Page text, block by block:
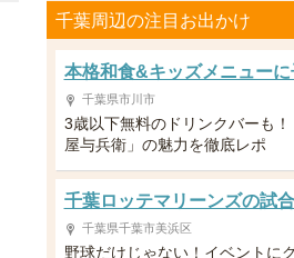
千葉周辺の注目お出かけ
本格和食&キッズメニューに
千葉県市川市
3歳以下無料のドリンクバーも！
屋与兵衛」の魅力を徹底レポ
千葉ロッテマリーンズの試
千葉県千葉市美浜区
野球だけじゃない！イベントに